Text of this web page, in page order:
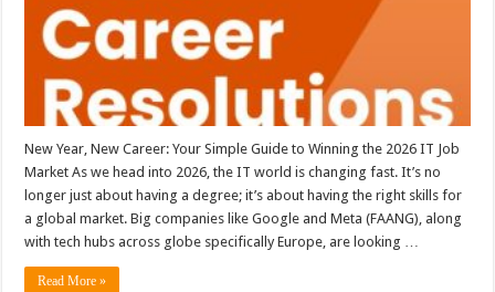
New Year, New Career: Your Simple Guide to Winning the 2026 IT Job
Market As we head into 2026, the IT world is changing fast. It’s no
longer just about having a degree; it’s about having the right skills for
a global market. Big companies like Google and Meta (FAANG), along
with tech hubs across globe specifically Europe, are looking …
Read More »